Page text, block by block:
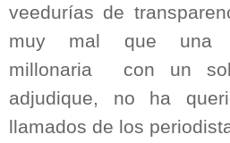
veedurías de
muy mal que una
millonaria
con un
adjudique, no ha
llamados de los